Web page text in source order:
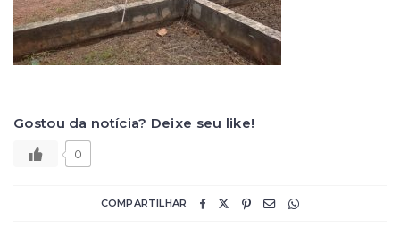
Gostou da notícia? Deixe seu like!
0
COMPARTILHAR